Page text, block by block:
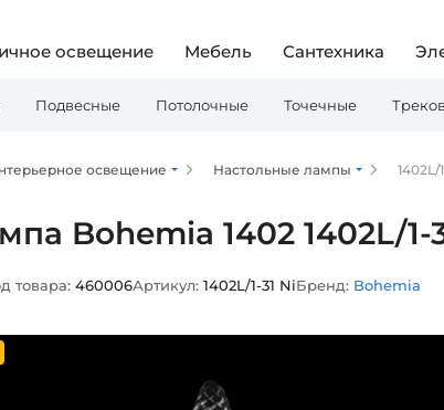
освещение Мебель Сантехника
Подвесные Потолочные Точечные
освещение Настольные лампы
Bohemia 1402 1402L/1-
товара: 460006Артикул: 1402L/1-31 NiБренд: Bohemia